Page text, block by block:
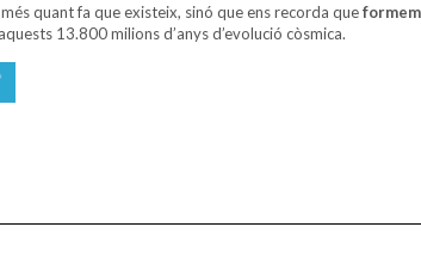
quant fa que existeix, sinó que ens recorda que
13.800 milions d’anys d’evolució còsmica.